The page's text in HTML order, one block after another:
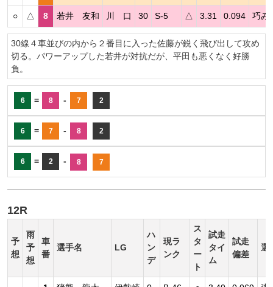
○ △ 8 若井 友和 川 口 30 S-5 △ 3.31 0.094 巧み
30線４車並びの内から２番目に入った佐藤が鋭く飛び出して攻め
切る。パワーアップした若井が対抗だが、平田も悪くなく好勝
負。
6 = 8 - 7 2
6 = 7 - 8 2
6 = 2 - 8 7
12R
予
想
雨
予
想
車
番
選手名 LG
ハ
ン
デ
現ラ
ンク
ス
タ
ー
ト
試走
タイ
ム
試走
偏差
選